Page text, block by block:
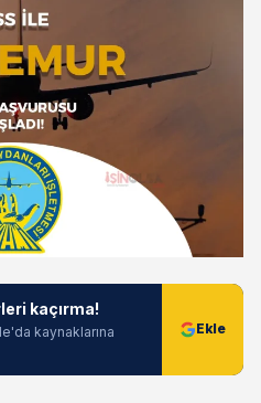
kaçırma!
kaynaklarına